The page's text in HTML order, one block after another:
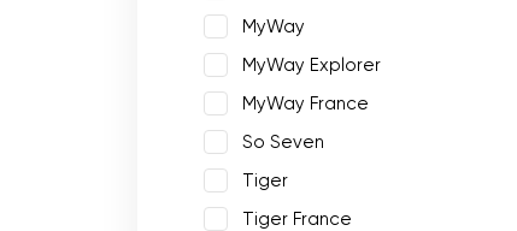
MyWay
MyWay Explorer
MyWay France
So Seven
Tiger
Tiger France